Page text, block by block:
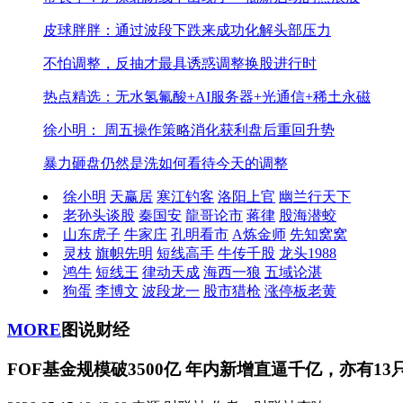
皮球胖胖：通过波段下跌来成功化解头部压力
不怕调整，反抽才最具诱惑调整换股进行时
热点精选：无水氢氟酸+AI服务器+光通信+稀土永磁
徐小明： 周五操作策略消化获利盘后重回升势
暴力砸盘仍然是洗如何看待今天的调整
徐小明 天赢居 寒江钓客 洛阳上官 幽兰行天下
老孙头谈股 秦国安 龍哥论市 蒋律 股海潜蛟
山东虎子 牛家庄 孔明看市 A炼金师 先知窝窝
灵枝 旗帜先明 短线高手 牛传千股 龙头1988
鸿牛 短线王 律动天成 海西一狼 五域论湛
狗蛋 李博文 波段龙一 股市猎枪 涨停板老黄
MORE图说财经
FOF基金规模破3500亿 年内新增直逼千亿，亦有13